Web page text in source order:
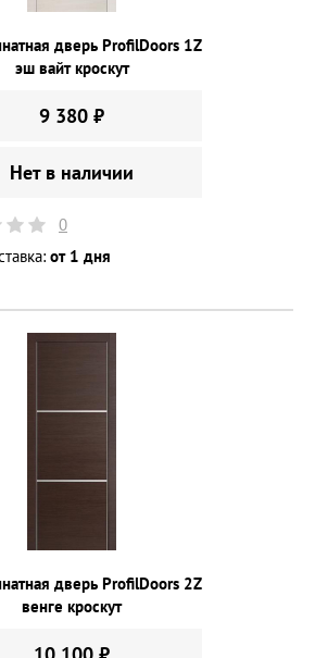
дверь ProfilDoors 1Z
эш вайт кроскут
9 380 ₽
Нет в наличии
0
от 1 дня
дверь ProfilDoors 2Z
венге кроскут